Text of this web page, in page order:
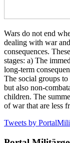
Wars do not end
dealing with war
consequences.
stages: a) The
long-term
The social groups
but also non-
children. The
of war that are less
Tweets by